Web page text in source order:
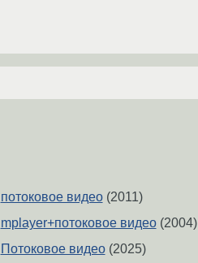
потоковое видео(2011)
mplayer+потоковое видео(2004)
Потоковое видео(2025)